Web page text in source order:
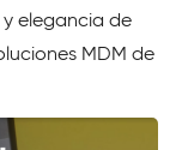
elegancia de
MDM de